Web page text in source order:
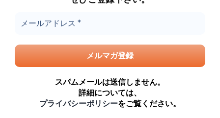
スパムメールは送信しません。
詳細については、
プライバシーポリシーをご覧ください。